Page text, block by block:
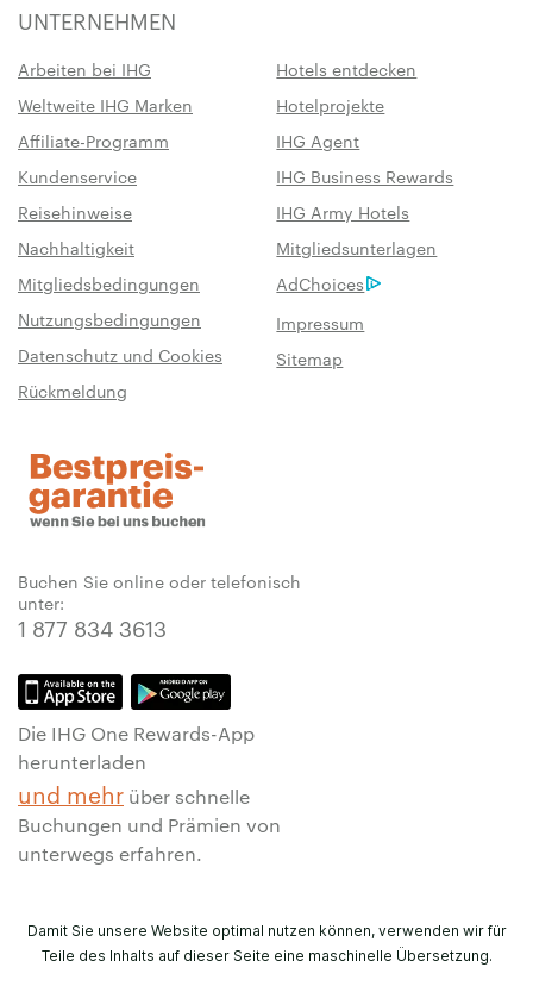
UNTERNEHMEN
Arbeiten bei IHG
Hotels entdecken
Weltweite IHG Marken
Hotelprojekte
Affiliate-Programm
IHG Agent
Kundenservice
IHG Business Rewards
Reisehinweise
IHG Army Hotels
Nachhaltigkeit
Mitgliedsunterlagen
Mitgliedsbedingungen
AdChoices
Nutzungsbedingungen
Impressum
Datenschutz und Cookies
Sitemap
Rückmeldung
Buchen Sie online oder telefonisch
unter:
1 877 834 3613
Die IHG One Rewards-App
herunterladen
und mehr über schnelle
Buchungen und Prämien von
unterwegs erfahren.
Damit Sie unsere Website optimal nutzen können, verwenden wir für
Teile des Inhalts auf dieser Seite eine maschinelle Übersetzung.